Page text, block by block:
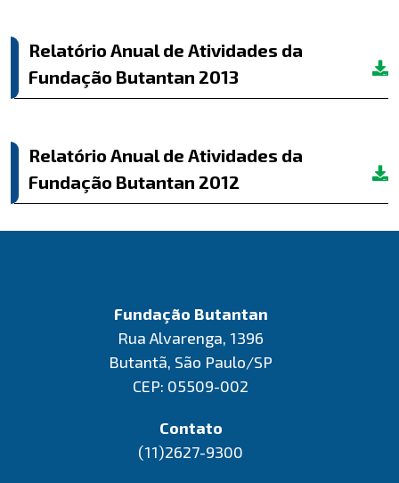
Relatório Anual de Atividades da
Fundação Butantan 2013
Relatório Anual de Atividades da
Fundação Butantan 2012
Fundação Butantan
Rua Alvarenga, 1396
Butantã, São Paulo/SP
CEP: 05509-002
Contato
(11)2627-9300